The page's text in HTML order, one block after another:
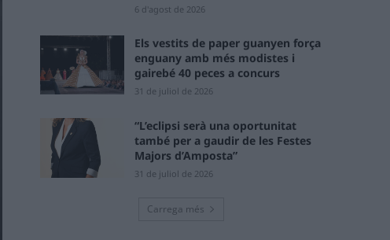
6 d'agost de 2026
Els vestits de paper guanyen força
enguany amb més modistes i
gairebé 40 peces a concurs
31 de juliol de 2026
“L’eclipsi serà una oportunitat
també per a gaudir de les Festes
Majors d’Amposta”
31 de juliol de 2026
Carrega més